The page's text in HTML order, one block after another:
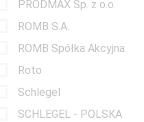
PRODMAX Sp. z o.o.
ROMB S.A.
ROMB Spółka Akcyjna
Roto
Schlegel
SCHLEGEL - POLSKA